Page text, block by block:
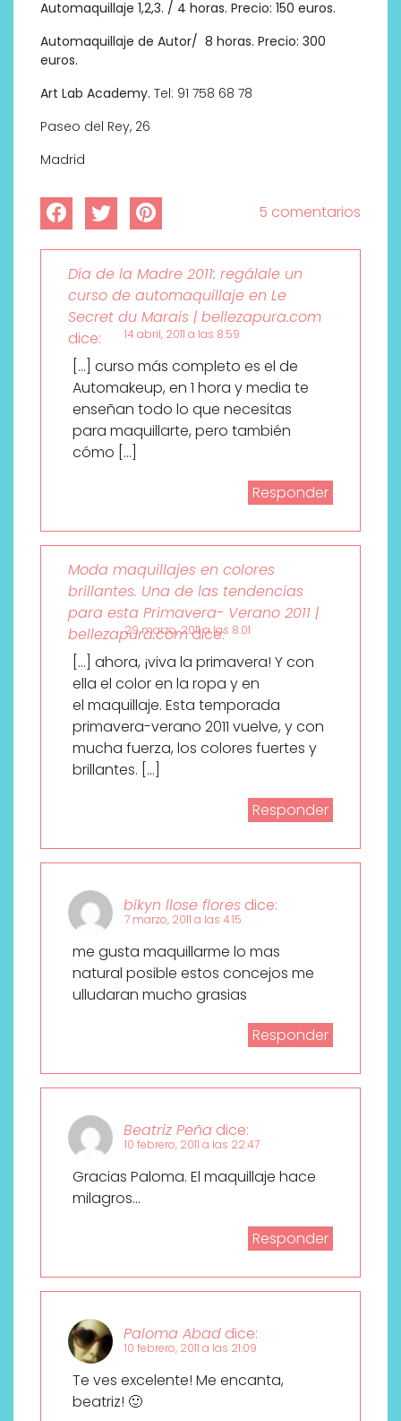
Automaquillaje 1,2,3. / 4 horas. Precio: 150 euros.
Automaquillaje de Autor/ 8 horas. Precio: 300
euros.
Art Lab Academy. Tel: 91 758 68 78
Paseo del Rey, 26
Madrid
5 comentarios
Día de la Madre 2011: regálale un
curso de automaquillaje en Le
Secret du Marais | bellezapura.com
dice:
14 abril, 2011 a las 8:59
[…] curso más completo es el de
Automakeup, en 1 hora y media te
enseñan todo lo que necesitas
para maquillarte, pero también
cómo […]
Responder
Moda maquillajes en colores
brillantes. Una de las tendencias
para esta Primavera- Verano 2011 |
bellezapura.comdice:
29 marzo, 2011 a las 8:01
[…] ahora, ¡viva la primavera! Y con
ella el color en la ropa y en
el maquillaje. Esta temporada
primavera-verano 2011 vuelve, y con
mucha fuerza, los colores fuertes y
brillantes. […]
Responder
bikyn llose flores dice:
7 marzo, 2011 a las 4:15
me gusta maquillarme lo mas
natural posible estos concejos me
ulludaran mucho grasias
Responder
Beatriz Peña dice:
10 febrero, 2011 a las 22:47
Gracias Paloma. El maquillaje hace
milagros…
Responder
Paloma Abad dice:
10 febrero, 2011 a las 21:09
Te ves excelente! Me encanta,
beatriz! 🙂